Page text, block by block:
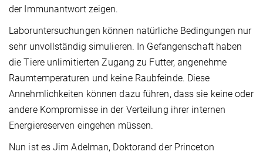
der Immunantwort zeigen.
Laboruntersuchungen können natürliche Bedingungen nur
sehr unvollständig simulieren. In Gefangenschaft haben
die Tiere unlimitierten Zugang zu Futter, angenehme
Raumtemperaturen und keine Raubfeinde. Diese
Annehmlichkeiten können dazu führen, dass sie keine oder
andere Kompromisse in der Verteilung ihrer internen
Energiereserven eingehen müssen.
Nun ist es Jim Adelman, Doktorand der Princeton